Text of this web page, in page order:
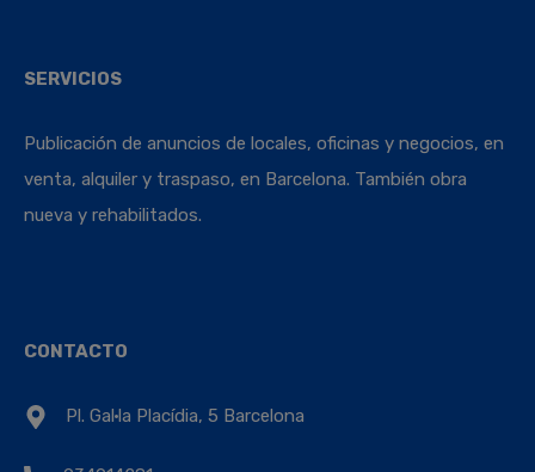
SERVICIOS
Publicación de anuncios de locales, oficinas y negocios, en
venta, alquiler y traspaso, en Barcelona. También obra
nueva y rehabilitados.
CONTACTO
Pl. Gal·la Placídia, 5 Barcelona